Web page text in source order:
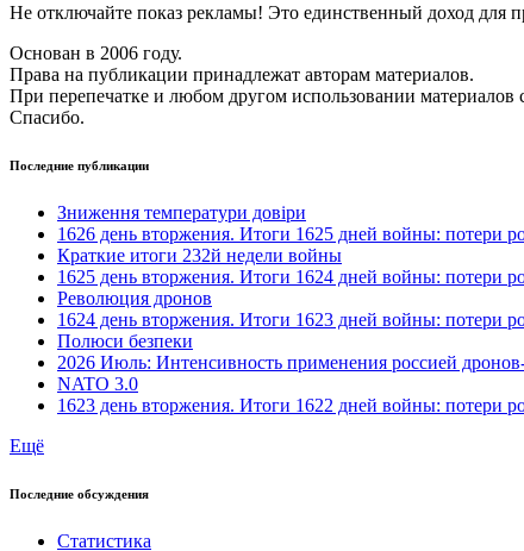
Не отключайте показ рекламы! Это единственный доход для
Основан в 2006 году.
Права на публикации принадлежат авторам материалов.
При перепечатке и любом другом использовании материалов
Спасибо.
Последние публикации
Зниження температури довіри
1626 день вторжения. Итоги 1625 дней войны: потери
Краткие итоги 232й недели войны
1625 день вторжения. Итоги 1624 дней войны: потери
Революция дронов
1624 день вторжения. Итоги 1623 дней войны: потери
Полюси безпеки
2026 Июль: Интенсивность применения россией
NATO 3.0
1623 день вторжения. Итоги 1622 дней войны: потери
Ещё
Последние обсуждения
Статистика